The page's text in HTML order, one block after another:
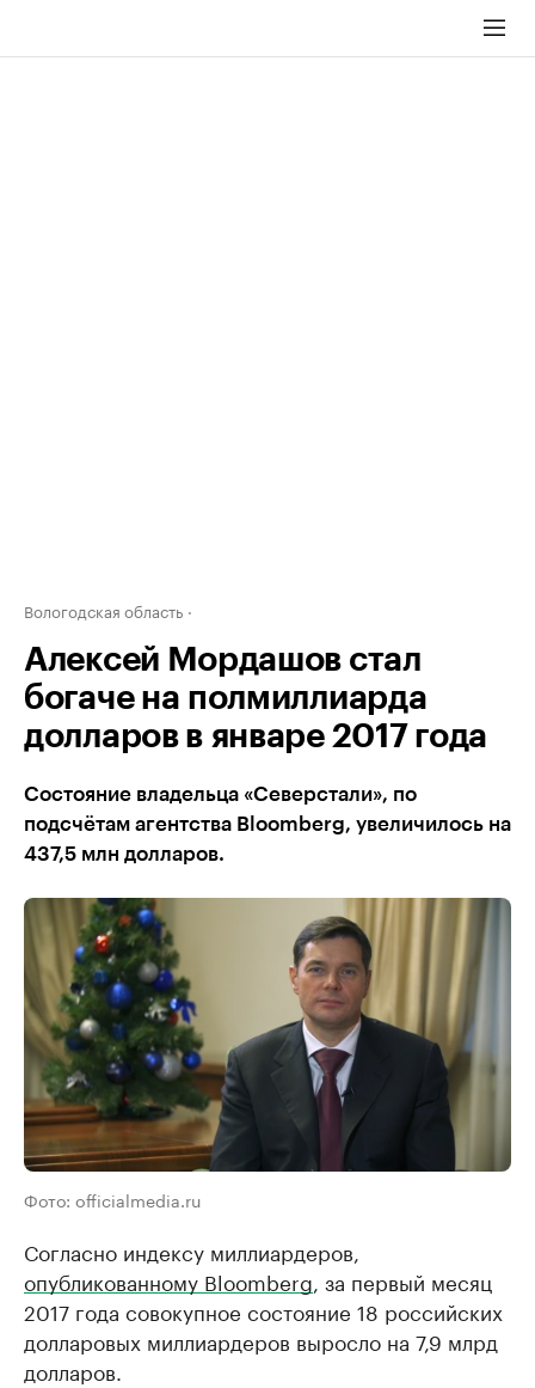
Вологодская область
Алексей Мордашов стал
богаче на полмиллиарда
долларов в январе 2017 года
Состояние владельца «Северстали», по
подсчётам агентства Bloomberg, увеличилось на
437,5 млн долларов.
Фото: officialmedia.ru
Согласно индексу миллиардеров,
опубликованному Bloomberg, за первый месяц
2017 года совокупное состояние 18 российских
долларовых миллиардеров выросло на 7,9 млрд
долларов.